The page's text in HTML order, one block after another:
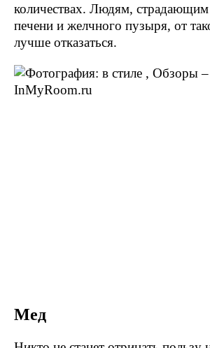
количествах. Людям, страдающим
печени и желчного пузыря, от
лучше отказаться.
Мед